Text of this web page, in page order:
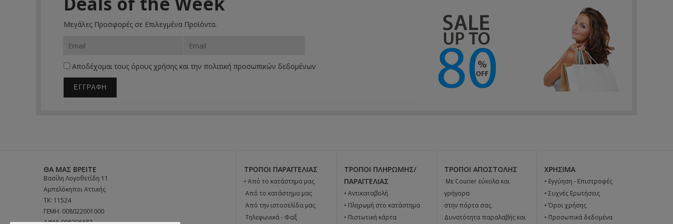
Μεγάλες Προσφορές σε Επιλεγμένα Προϊόντα.
Αποδέχομαι τους όρους χρήσης και την πολιτική προσωπικών δεδομένων
ΕΓΓΡΑΦΗ
ΘΑ ΜΑΣ ΒΡΕΊΤΕ
Βασίλη Λογοθετίδη 11
Αμπελόκηποι Αττικής
ΤΚ: 11524
ΓΕΜΗ: 008022001000
ΤΡΌΠΟΙ ΠΑΡΑΓΓΕΛΊΑΣ
• Από το κατάστημα μας
 Από το κατάστημα μας
 Από την ιστοσελίδα μας
 Tηλεφωνικά - Φαξ
ΤΡΌΠΟΙ ΠΛΗΡΩΜΉΣ/
ΠΑΡΑΓΓΕΛΊΑΣ
• Αντικαταβολή
• Πληρωμή στο κατάστημα
• Πιστωτική κάρτα
ΤΡΌΠΟΙ ΑΠΟΣΤΟΛΉΣ
 Με Courier εύκολα και
γρήγορα
στην πόρτα σας.
Δυνατότητα παραλαβής και
ΧΡΉΣΙΜΑ
• Εγγύηση - Επιστροφές
• Συχνές Ερωτήσεις
• Όροι χρήσης
• Προσωπικά δεδομένα